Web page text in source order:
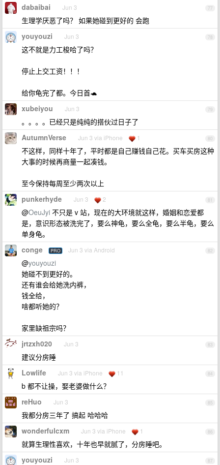
77
dabaibai Jun 3
生理学厌恶了吗？ 如果她碰到更好的 会跑
78
youyouzi Jun 3
这不就是力工梭哈了吗？
停止上交工资！！！
给你龟完了都。今日首🐢
79
xubeiyou Jun 3
。。。。已经只是纯纯的搭伙过日子了
80
AutumnVerse Jun 3 via iPhone 1
不这样，同样十年了，平时都是自己赚钱自己花。买车买房这种
大事的时候再商量一起凑钱。
至今保持每周至少两次以上
81
punkerhyde Jun 3 2
@OeuJyi 不只是 v 站，现在的大环境就这样，婚姻和恋爱都
是，意识形态被洗完了，要么神龟，要么全龟，要么半龟，要么
单身龟。
82
conge PRO Jun 3 via Android
@youyouzi
她碰不到更好的。
还有谁会给她洗内裤，
钱全给，
啥都听她的？
家里缺祖宗吗？
83
jrtzxh020 Jun 3
建议分房睡
84
Lowlife Jun 3 via iPhone 11
b 都不让操，娶老婆做什么？
85
reHuo Jun 3
我都分房三年了 搞起 哈哈哈
86
wonderfulcxm Jun 3 via iPhone 1
就算生理性喜欢，十年也早就腻了，分房睡吧。
87
youyouzi Jun 3